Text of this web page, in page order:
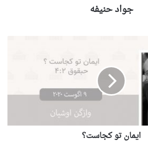
جواد حنیفه
ايمان تو كجاست؟